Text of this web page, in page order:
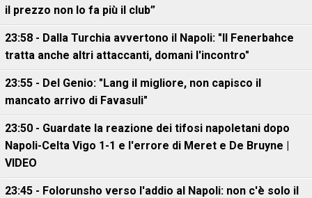
il prezzo non lo fa più il club”
23:58 - Dalla Turchia avvertono il Napoli: "Il Fenerbahce
tratta anche altri attaccanti, domani l'incontro"
23:55 - Del Genio: "Lang il migliore, non capisco il
mancato arrivo di Favasuli"
23:50 - Guardate la reazione dei tifosi napoletani dopo
Napoli-Celta Vigo 1-1 e l'errore di Meret e De Bruyne |
VIDEO
23:45 - Folorunsho verso l'addio al Napoli: non c'è solo il